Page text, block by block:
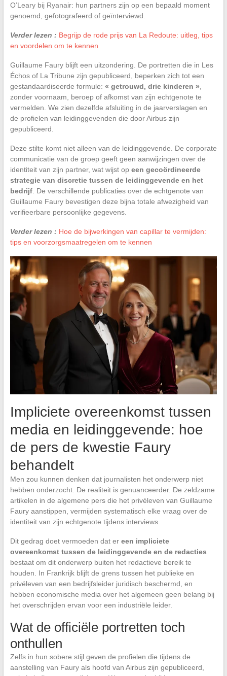
O’Leary bij Ryanair: hun partners zijn op een bepaald moment
genoemd, gefotografeerd of geïnterviewd.
Verder lezen : Begrijp de rode prijs van La Redoute: uitleg, tips
en voordelen om te kennen
Guillaume Faury blijft een uitzondering. De portretten die in Les
Échos of La Tribune zijn gepubliceerd, beperken zich tot een
gestandaardiseerde formule: « getrouwd, drie kinderen »
zonder voornaam, beroep of afkomst van zijn echtgenote te
vermelden. We zien dezelfde afsluiting in de jaarverslagen en
de profielen van leidinggevenden die door Airbus zijn
gepubliceerd.
Deze stilte komt niet alleen van de leidinggevende. De corporate
communicatie van de groep geeft geen aanwijzingen over de
identiteit van zijn partner, wat wijst op een gecoördineerde
strategie van discretie tussen de leidinggevende en het
bedrijf. De verschillende publicaties over de echtgenote van
Guillaume Faury bevestigen deze bijna totale afwezigheid van
verifieerbare persoonlijke gegevens.
Verder lezen : Hoe de bijwerkingen van capillar te vermijden:
tips en voorzorgsmaatregelen om te kennen
Impliciete overeenkomst tussen
media en leidinggevende: hoe
de pers de kwestie Faury
behandelt
Men zou kunnen denken dat journalisten het onderwerp niet
hebben onderzocht. De realiteit is genuanceerder. De zeldzame
artikelen in de algemene pers die het privéleven van Guillaume
Faury aanstippen, vermijden systematisch elke vraag over de
identiteit van zijn echtgenote tijdens interviews.
Dit gedrag doet vermoeden dat er een impliciete
overeenkomst tussen de leidinggevende en de redacties
bestaat om dit onderwerp buiten het redactieve bereik te
houden. In Frankrijk blijft de grens tussen het publieke en
privéleven van een bedrijfsleider juridisch beschermd, en
hebben economische media over het algemeen geen belang bij
het overschrijden ervan voor een industriële leider.
Wat de officiële portretten toch
onthullen
Zelfs in hun sobere stijl geven de profielen die tijdens de
aanstelling van Faury als hoofd van Airbus zijn gepubliceerd,